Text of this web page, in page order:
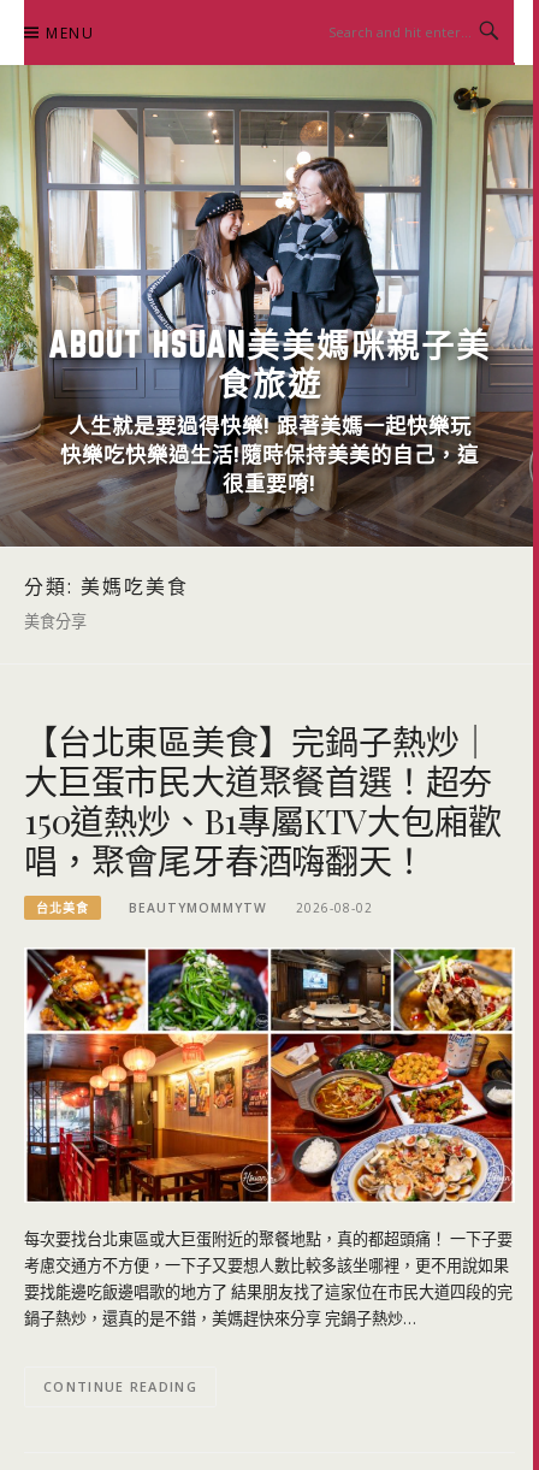
content
MENU
ABOUT HSUAN美美媽咪親子美
食旅遊
人生就是要過得快樂! 跟著美媽一起快樂玩
快樂吃快樂過生活!隨時保持美美的自己，這
很重要唷!
分類: 美媽吃美食
美食分享
【台北東區美食】完鍋子熱炒｜
大巨蛋市民大道聚餐首選！超夯
150道熱炒、B1專屬KTV大包廂歡
唱，聚會尾牙春酒嗨翻天！
台北美食 BEAUTYMOMMYTW 2026-08-02
每次要找台北東區或大巨蛋附近的聚餐地點，真的都超頭痛！ 一下子要
考慮交通方不方便，一下子又要想人數比較多該坐哪裡，更不用說如果
要找能邊吃飯邊唱歌的地方了 結果朋友找了這家位在市民大道四段的完
鍋子熱炒，還真的是不錯，美媽趕快來分享 完鍋子熱炒…
CONTINUE READING